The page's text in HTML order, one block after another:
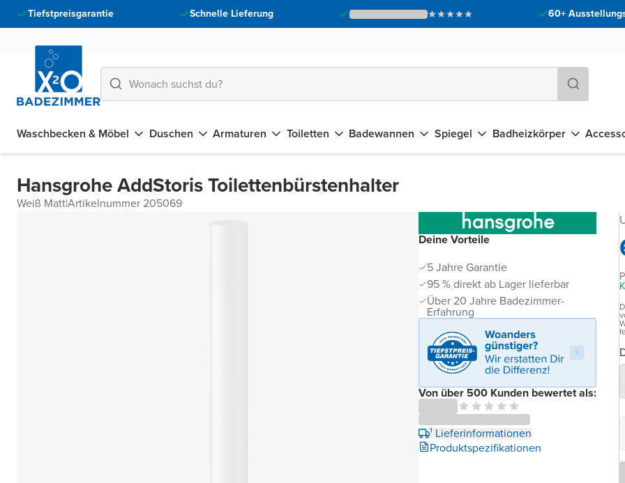
Tiefstpreisgarantie Schnelle Lieferung 60+
Waschbecken & Möbel Duschen Armaturen Toiletten Badewannen Spiegel Badheizkörper
Hansgrohe AddStoris Toilettenbürstenhalter
Weiß Matt|Artikelnummer 205069
Deine Vorteile
5 Jahre Garantie
95 % direkt ab Lager lieferbar
Über 20 Jahre Badezimmer-
Erfahrung
Von über 500 Kunden bewertet als:
¹ Lieferinformationen
Produktspezifikationen